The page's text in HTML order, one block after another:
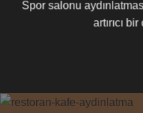
Spor salonu
artırıcı